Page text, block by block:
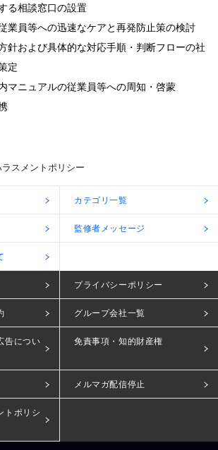
スメントポリシー
カテゴリ一覧
監修者メッセージ
プライバシーポリシー
グループ会社一覧
告につい
免責事項・知的財産権
メルマガ配信停止
トポリシ